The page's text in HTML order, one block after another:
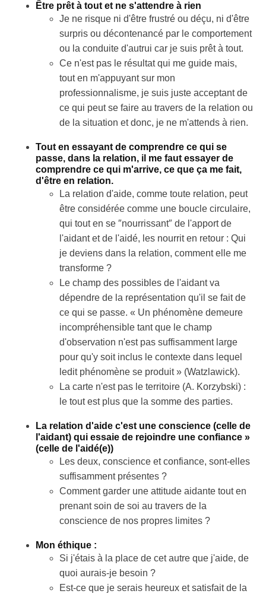
Être prêt à tout et ne s'attendre à rien
Je ne risque ni d'être frustré ou déçu, ni d'être
surpris ou décontenancé par le comportement
ou la conduite d'autrui car je suis prêt à tout.
Ce n'est pas le résultat qui me guide mais,
tout en m'appuyant sur mon
professionnalisme, je suis juste acceptant de
ce qui peut se faire au travers de la relation ou
de la situation et donc, je ne m'attends à rien.
Tout en essayant de comprendre ce qui se
passe, dans la relation, il me faut essayer de
comprendre ce qui m'arrive, ce que ça me fait,
d'être en relation.
La relation d'aide, comme toute relation, peut
être considérée comme une boucle circulaire,
qui tout en se ″nourrissant″ de l'apport de
l'aidant et de l'aidé, les nourrit en retour : Qui
je deviens dans la relation, comment elle me
transforme ?
Le champ des possibles de l'aidant va
dépendre de la représentation qu'il se fait de
ce qui se passe. « Un phénomène demeure
incompréhensible tant que le champ
d'observation n'est pas suffisamment large
pour qu'y soit inclus le contexte dans lequel
ledit phénomène se produit » (Watzlawick).
La carte n'est pas le territoire (A. Korzybski) :
le tout est plus que la somme des parties.
La relation d'aide c'est une conscience (celle de
l'aidant) qui essaie de rejoindre une confiance »
(celle de l'aidé(e))
Les deux, conscience et confiance, sont-elles
suffisamment présentes ?
Comment garder une attitude aidante tout en
prenant soin de soi au travers de la
conscience de nos propres limites ?
Mon éthique :
Si j'étais à la place de cet autre que j'aide, de
quoi aurais-je besoin ?
Est-ce que je serais heureux et satisfait de la